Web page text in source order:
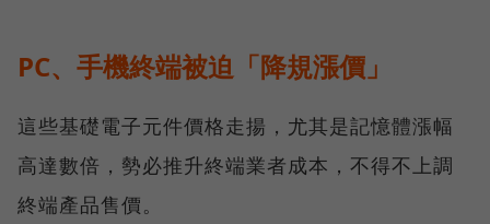
PC、手機終端被迫「降規漲價」
這些基礎電子元件價格走揚，尤其是記憶體漲幅
高達數倍，勢必推升終端業者成本，不得不上調
終端產品售價。